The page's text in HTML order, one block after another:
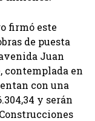
firmó este
de puesta
Juan
contemplada en
con una
y serán